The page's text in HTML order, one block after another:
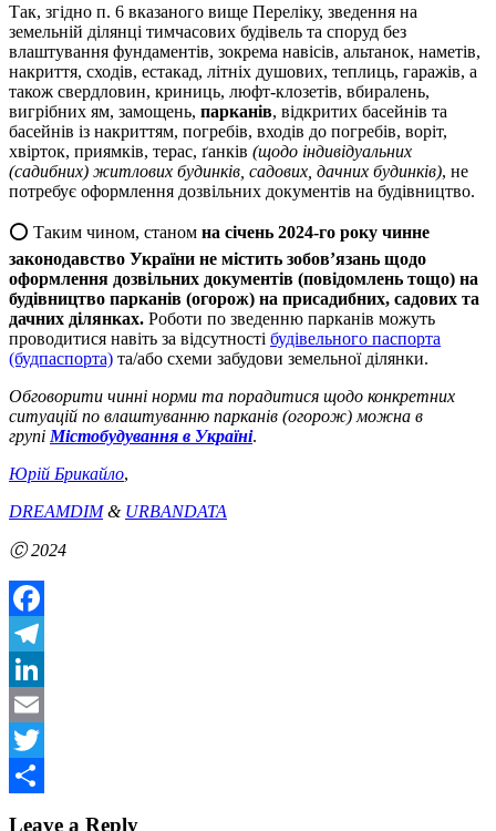
Так, згідно п. 6 вказаного вище Переліку, зведення на
земельній ділянці тимчасових будівель та споруд без
влаштування фундаментів, зокрема навісів, альтанок, наметів,
накриття, сходів, естакад, літніх душових, теплиць, гаражів, а
також свердловин, криниць, люфт-клозетів, вбиралень,
вигрібних ям, замощень, парканів, відкритих басейнів та
басейнів із накриттям, погребів, входів до погребів, воріт,
хвірток, приямків, терас, ґанків (щодо індивідуальних
(садибних) житлових будинків, садових, дачних будинків), не
потребує оформлення дозвільних документів на будівництво.
⭕️ Таким чином, станом на січень 2024-го року чинне
законодавство України не містить зобов’язань щодо
оформлення дозвільних документів (повідомлень тощо) на
будівництво парканів (огорож) на присадибних, садових та
дачних ділянках. Роботи по зведенню парканів можуть
проводитися навіть за відсутності будівельного паспорта
(будпаспорта) та/або схеми забудови земельної ділянки.
Обговорити чинні норми та порадитися щодо конкретних
ситуацій по влаштуванню парканів (огорож) можна в
групі Містобудування в Україні.
Юрій Брикайло,
DREAMDIM& URBANDATA
Ⓒ 2024
Facebook
Telegram
LinkedIn
Email
Twitter
Leave a Reply